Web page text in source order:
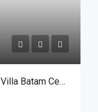
Rumah Mewah Di Komplek Palm Villa Batam Center